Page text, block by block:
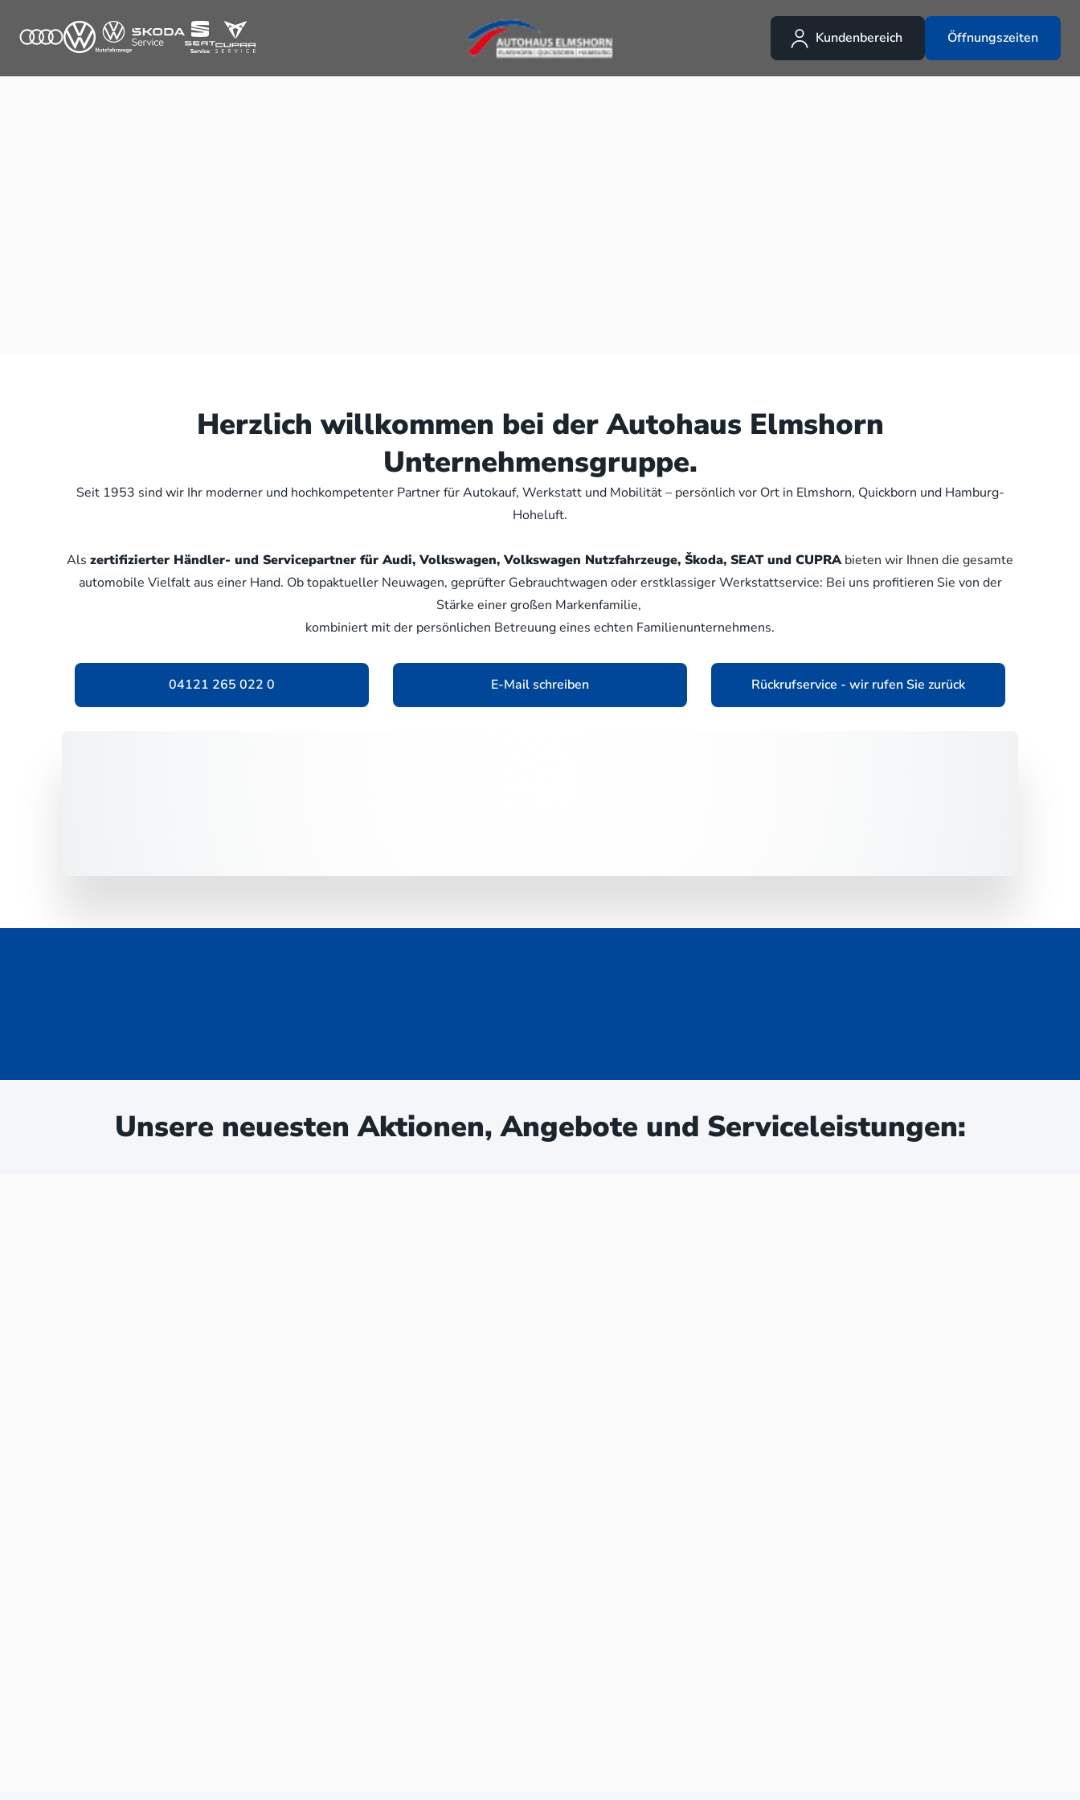
Kundenbereich Öffnungszeiten
Herzlich willkommen bei der Autohaus Elmshorn
Unternehmensgruppe.
Seit 1953 sind wir Ihr moderner und hochkompetenter Partner für Autokauf, Werkstatt und Mobilität – persönlich vor Ort in Elmshorn, Quickborn und Hamburg-
Hoheluft.
Als zertifizierter Händler- und Servicepartner für Audi, Volkswagen, Volkswagen Nutzfahrzeuge, Škoda, SEAT und CUPRAbieten wir Ihnen die gesamte
automobile Vielfalt aus einer Hand. Ob topaktueller Neuwagen, geprüfter Gebrauchtwagen oder erstklassiger Werkstattservice: Bei uns profitieren Sie von der
Stärke einer großen Markenfamilie,
kombiniert mit der persönlichen Betreuung eines echten Familienunternehmens.
04121 265 022 0 E-Mail schreiben Rückrufservice - wir rufen Sie zurück
Unsere neuesten Aktionen, Angebote und Serviceleistungen: